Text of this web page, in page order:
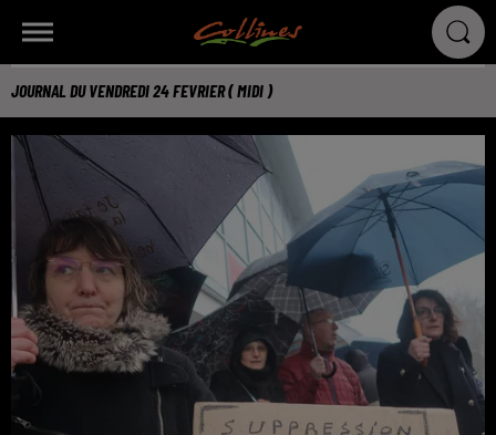
JOURNAL DU VENDREDI 24 FEVRIER ( MIDI )